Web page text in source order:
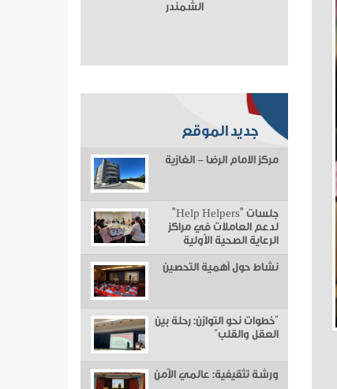
الشمندر
جديد الموقع
مركز الامام الرضا - الغازية
جلسات "Help Helpers"
لدعم العاملات في مراكز
الرعاية الصحية الأولية
نشاط حول أهمية التحصين
“خطوات نحو التوازن: رحلة بين
العقل والقلب”
ورشة تثقيفية: عالمي الآمن